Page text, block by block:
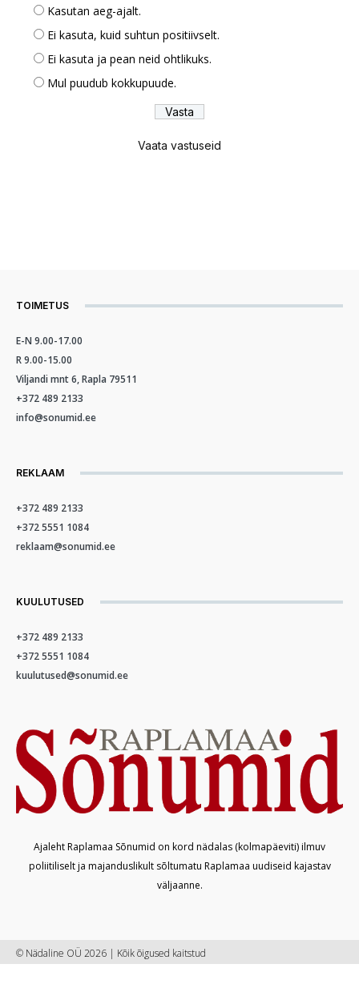
Kasutan aeg-ajalt.
Ei kasuta, kuid suhtun positiivselt.
Ei kasuta ja pean neid ohtlikuks.
Mul puudub kokkupuude.
Vaata vastuseid
TOIMETUS
E-N 9.00-17.00
R 9.00-15.00
Viljandi mnt 6, Rapla 79511
+372 489 2133
info@sonumid.ee
REKLAAM
+372 489 2133
+372 5551 1084
reklaam@sonumid.ee
KUULUTUSED
+372 489 2133
+372 5551 1084
kuulutused@sonumid.ee
Ajaleht Raplamaa Sõnumid on kord nädalas (kolmapäeviti) ilmuv
poliitiliselt ja majanduslikult sõltumatu Raplamaa uudiseid kajastav
väljaanne.
© Nädaline OÜ 2026 | Kõik õigused kaitstud